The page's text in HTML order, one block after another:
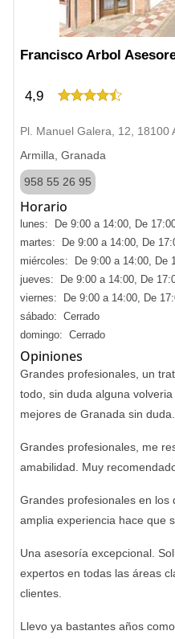
Francisco Arbol
4,9
Pl. Manuel Galera, 12, 18100
Armilla, Granada
958 55 26 95
Horario
lunes: De 9:00 a 14:00, De
martes: De 9:00 a 14:00, De
miércoles: De 9:00 a 14:00, De
jueves: De 9:00 a 14:00, De
viernes: De 9:00 a 14:00, De
sábado: Cerrado
domingo: Cerrado
Opiniones
Grandes profesionales, un
todo, sin duda alguna
mejores de Granada sin duda.
Grandes profesionales, me
amabilidad. Muy
Grandes profesionales en los
amplia experiencia hace que
Una asesoría excepcional.
expertos en todas las áreas
clientes.
Llevo ya bastantes años